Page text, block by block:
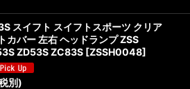
スイフト スイフトスポーツ クリア
カバー 左右 ヘッドランプ ZSS
ZD53S ZC83S [ZSSH0048]
別)